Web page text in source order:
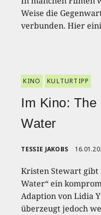
Weise die
verbunden. Hier
KINO KULTURTIPP
Im Kino:
Water
TESSIE JAKOBS
Kristen Stewart gibt
Water“ ein
Adaption von Lidia
überzeugt jedoch